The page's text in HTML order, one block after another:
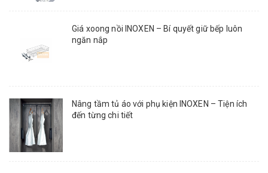
Giá xoong nồi INOXEN – Bí quyết giữ bếp luôn
ngăn nắp
Nâng tầm tủ áo với phụ kiện INOXEN – Tiện ích
đến từng chi tiết